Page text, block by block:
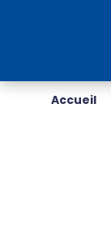
Accueil